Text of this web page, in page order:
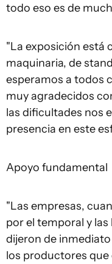
todo eso es de
"La exposición está
maquinaria, de
esperamos a todos
muy agradecidos
las dificultades nos
presencia en este
Apoyo fundamental
"Las empresas,
por el temporal y
dijeron de
los productores que